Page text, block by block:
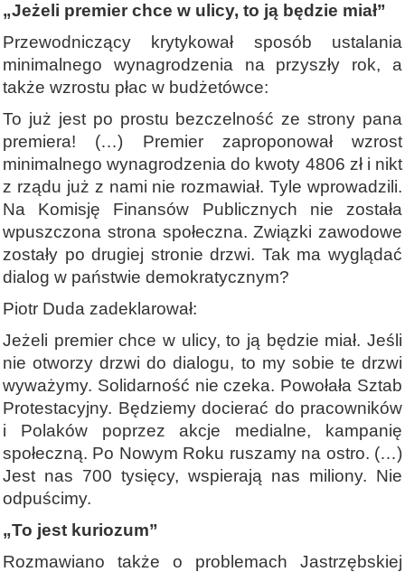
„Jeżeli premier chce w ulicy, to ją będzie miał”
Przewodniczący krytykował sposób ustalania
minimalnego wynagrodzenia na przyszły rok, a
także wzrostu płac w budżetówce:
To już jest po prostu bezczelność ze strony pana
premiera! (…) Premier zaproponował wzrost
minimalnego wynagrodzenia do kwoty 4806 zł i nikt
z rządu już z nami nie rozmawiał. Tyle wprowadzili.
Na Komisję Finansów Publicznych nie została
wpuszczona strona społeczna. Związki zawodowe
zostały po drugiej stronie drzwi. Tak ma wyglądać
dialog w państwie demokratycznym?
Piotr Duda zadeklarował:
Jeżeli premier chce w ulicy, to ją będzie miał. Jeśli
nie otworzy drzwi do dialogu, to my sobie te drzwi
wyważymy. Solidarność nie czeka. Powołała Sztab
Protestacyjny. Będziemy docierać do pracowników
i Polaków poprzez akcje medialne, kampanię
społeczną. Po Nowym Roku ruszamy na ostro. (…)
Jest nas 700 tysięcy, wspierają nas miliony. Nie
odpuścimy.
„To jest kuriozum”
Rozmawiano także o problemach Jastrzębskiej